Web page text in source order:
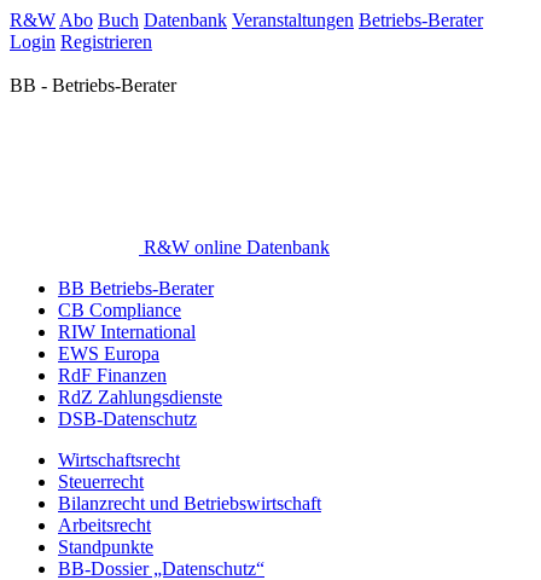
R&W Abo Buch Datenbank Veranstaltungen Betriebs-Berater
Login Registrieren
BB - Betriebs-Berater
R&W online Datenbank
BB Betriebs-Berater
CB Compliance
RIW International
EWS Europa
RdF Finanzen
RdZ Zahlungsdienste
DSB-Datenschutz
Wirtschaftsrecht
Steuerrecht
Bilanzrecht und Betriebswirtschaft
Arbeitsrecht
Standpunkte
BB-Dossier „Datenschutz“